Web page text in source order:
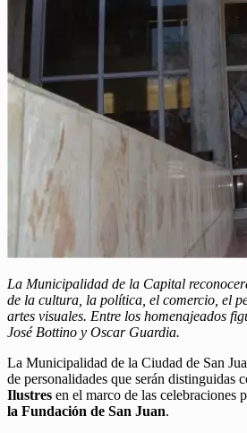
La Municipalidad de la Capital
de la cultura, la política, el comercio, el
artes visuales. Entre los homenajeados
José Bottino y Oscar Guardia.
La Municipalidad de la Ciudad de San
de personalidades que serán distinguidas
Ilustres en el marco de las celebraciones
la Fundación de San Juan.